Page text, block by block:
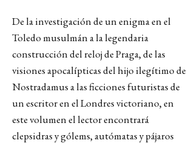
De la investigación de un enigma en el
Toledo musulmán a la legendaria
construcción del reloj de Praga, de las
visiones apocalípticas del hijo ilegítimo de
Nostradamus a las ficciones futuristas de
un escritor en el Londres victoriano, en
este volumen el lector encontrará
clepsidras y gólems, autómatas y pájaros